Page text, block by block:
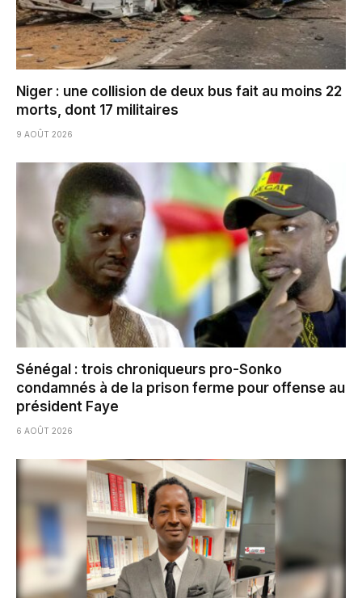
Niger : une collision de deux bus fait au moins 22
morts, dont 17 militaires
9 AOÛT 2026
Sénégal : trois chroniqueurs pro-Sonko
condamnés à de la prison ferme pour offense au
président Faye
6 AOÛT 2026